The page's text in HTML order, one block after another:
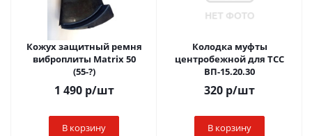
Кожух защитный ремня
виброплиты Matrix 50
(55-?)
1 490р/шт
В корзину
Колодка муфты
центробежной для ТСС
ВП-15.20.30
320 р/шт
В корзину